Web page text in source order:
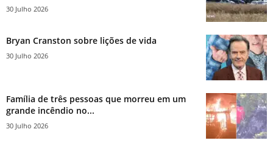
30 Julho 2026
Bryan Cranston sobre lições de vida
30 Julho 2026
Família de três pessoas que morreu em um
grande incêndio no...
30 Julho 2026